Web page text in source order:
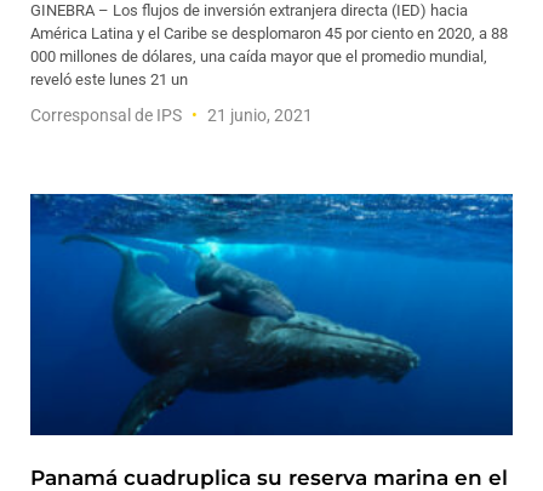
GINEBRA – Los flujos de inversión extranjera directa (IED) hacia
América Latina y el Caribe se desplomaron 45 por ciento en 2020, a 88
000 millones de dólares, una caída mayor que el promedio mundial,
reveló este lunes 21 un
Corresponsal de IPS 21 junio, 2021
Panamá cuadruplica su reserva marina en el